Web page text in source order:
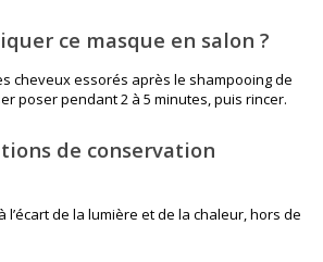
ce masque en salon ?
cheveux essorés après le shampooing de
poser pendant 2 à 5 minutes, puis rincer.
de conservation
l’écart de la lumière et de la chaleur, hors de